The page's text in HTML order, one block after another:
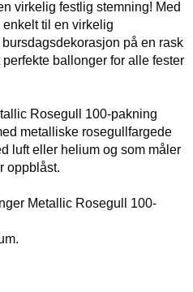
virkelig festlig stemning! Med
til en virkelig
på en rask
ballonger for alle fester
Rosegull 100-pakning
metalliske rosegullfargede
luft eller helium og som måler
oppblåst.
Metallic Rosegull 100-